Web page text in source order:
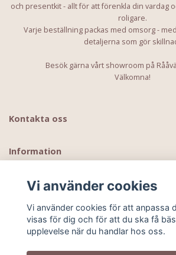
och presentkit - allt för att förenkla din vardag
roligare.
Varje beställning packas med omsorg -
detaljerna som gör
Besök gärna vårt showroom på
Välkomna!
Kontakta oss
Information
Vi använder cookies
Vi använder cookies för att anpassa
visas för dig och för att du ska få
upplevelse när du handlar hos oss.